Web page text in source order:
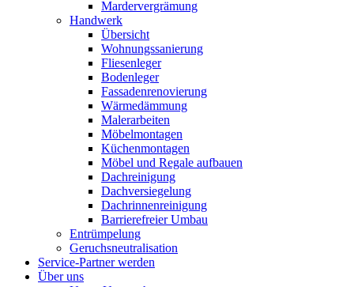
Mardervergrämung
Handwerk
Übersicht
Wohnungssanierung
Fliesenleger
Bodenleger
Fassadenrenovierung
Wärmedämmung
Malerarbeiten
Möbelmontagen
Küchenmontagen
Möbel und Regale aufbauen
Dachreinigung
Dachversiegelung
Dachrinnenreinigung
Barrierefreier Umbau
Entrümpelung
Geruchsneutralisation
Service-Partner werden
Über uns